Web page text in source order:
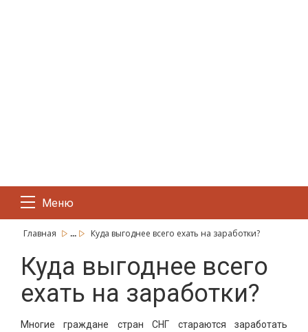
Меню
Главная ... Куда выгоднее всего ехать на заработки?
Куда выгоднее всего
ехать на заработки?
Многие граждане стран СНГ стараются заработать